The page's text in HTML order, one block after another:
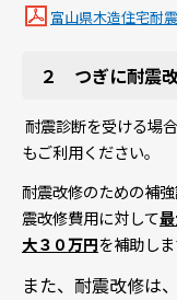
富山県木造住宅耐
２ つぎに耐震
耐震診断を受ける場
もご利用ください。
耐震改修のための補
震改修費用に対して
大３０万円を補助しま
また、耐震改修は